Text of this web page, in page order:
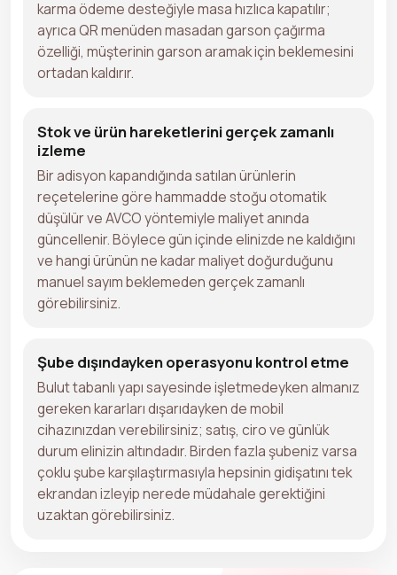
karma ödeme desteğiyle masa hızlıca kapatılır;
ayrıca QR menüden masadan garson çağırma
özelliği, müşterinin garson aramak için beklemesini
ortadan kaldırır.
Stok ve ürün hareketlerini gerçek zamanlı
izleme
Bir adisyon kapandığında satılan ürünlerin
reçetelerine göre hammadde stoğu otomatik
düşülür ve AVCO yöntemiyle maliyet anında
güncellenir. Böylece gün içinde elinizde ne kaldığını
ve hangi ürünün ne kadar maliyet doğurduğunu
manuel sayım beklemeden gerçek zamanlı
görebilirsiniz.
Şube dışındayken operasyonu kontrol etme
Bulut tabanlı yapı sayesinde işletmedeyken almanız
gereken kararları dışarıdayken de mobil
cihazınızdan verebilirsiniz; satış, ciro ve günlük
durum elinizin altındadır. Birden fazla şubeniz varsa
çoklu şube karşılaştırmasıyla hepsinin gidişatını tek
ekrandan izleyip nerede müdahale gerektiğini
uzaktan görebilirsiniz.